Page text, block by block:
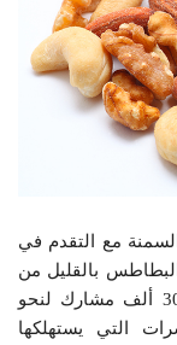
مع التقدم في
البطاطس بالقليل من
المكسرات يوميا. وتتبع الباحثون ما يقارب 300 ألف مشارك لنحو
التي يستهلكها